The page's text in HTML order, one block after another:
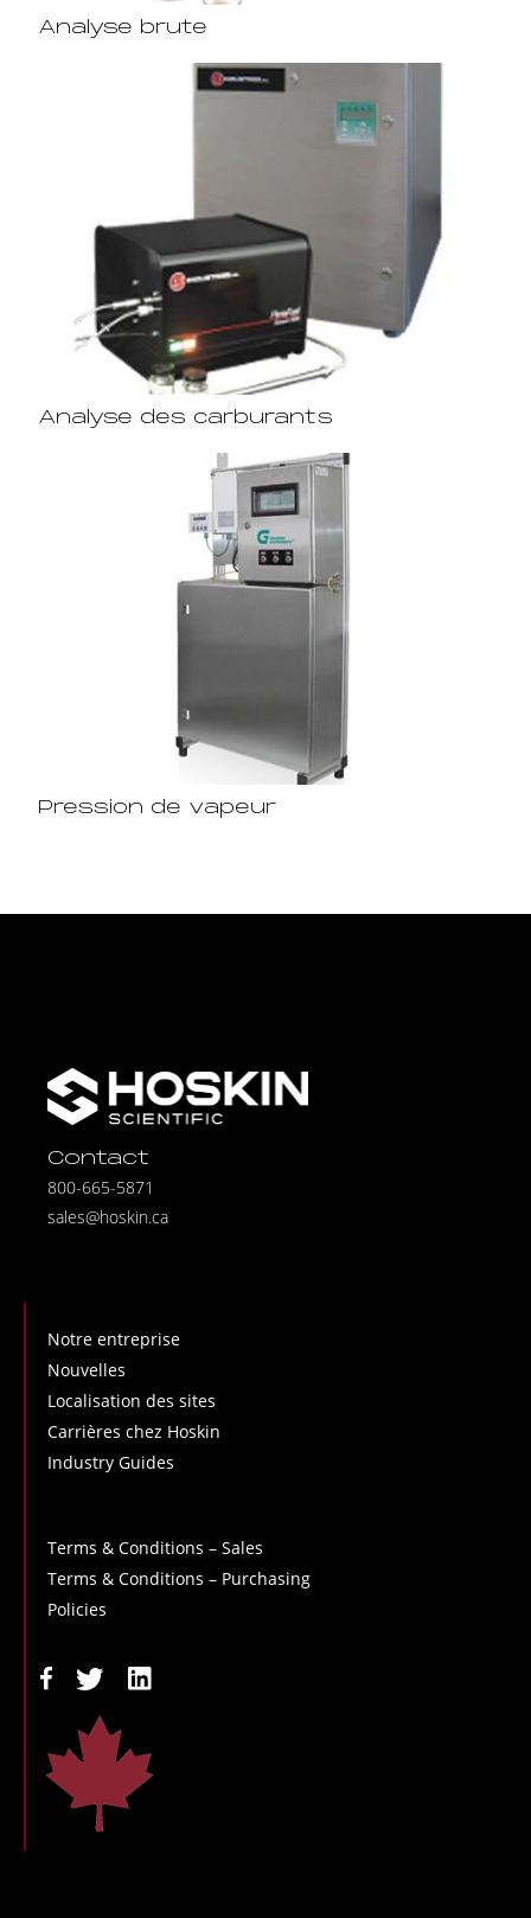
Analyse brute
Analyse des carburants
Pression de vapeur
Contact
800-665-5871
sales@hoskin.ca
Notre entreprise
Nouvelles
Localisation des sites
Carrières chez Hoskin
Industry Guides
Terms & Conditions – Sales
Terms & Conditions – Purchasing
Policies